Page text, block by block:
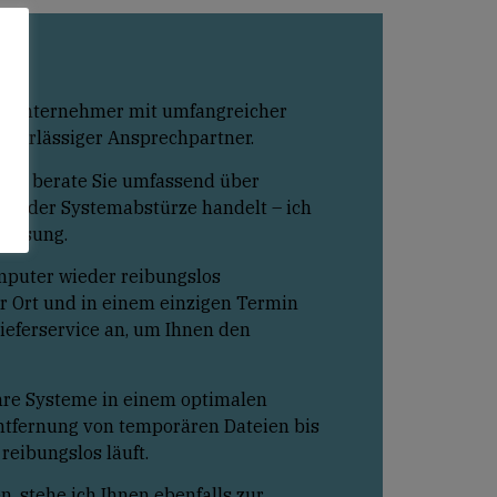
mit umfangreicher
Ansprechpartner.
berate Sie umfassend über
oder Systemabstürze handelt – ich
wieder reibungslos
Ort und in einem einzigen Termin
an, um Ihnen den
Systeme in einem optimalen
von temporären Dateien bis
läuft.